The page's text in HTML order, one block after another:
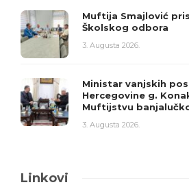
Muftija Smajlović
Školskog odbora
3. Augusta 2026.
Ministar vanjskih
Hercegovine g.
Muftijstvu
3. Augusta 2026.
Linkovi